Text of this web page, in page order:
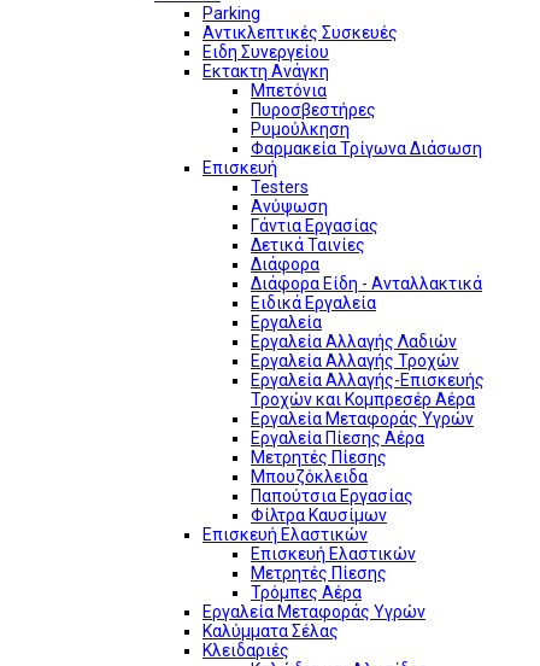
Parking
Αντικλεπτικές Συσκευές
Ειδη Συνεργείου
Εκτακτη Ανάγκη
Μπετόνια
Πυροσβεστήρες
Ρυμούλκηση
Φαρμακεία Τρίγωνα Διάσωση
Επισκευή
Testers
Ανύψωση
Γάντια Εργασίας
Δετικά Ταινίες
Διάφορα
Διάφορα Είδη - Ανταλλακτικά
Ειδικά Εργαλεία
Εργαλεία
Εργαλεία Αλλαγής Λαδιών
Εργαλεία Αλλαγής Τροχών
Εργαλεία Αλλαγής-Επισκευής
Τροχών και Κομπρεσέρ Αέρα
Εργαλεία Μεταφοράς Υγρών
Εργαλεία Πίεσης Αέρα
Μετρητές Πίεσης
Μπουζόκλειδα
Παπούτσια Εργασίας
Φίλτρα Καυσίμων
Επισκευή Ελαστικών
Επισκευή Ελαστικών
Μετρητές Πίεσης
Τρόμπες Αέρα
Εργαλεία Μεταφοράς Υγρών
Καλύμματα Σέλας
Κλειδαριές